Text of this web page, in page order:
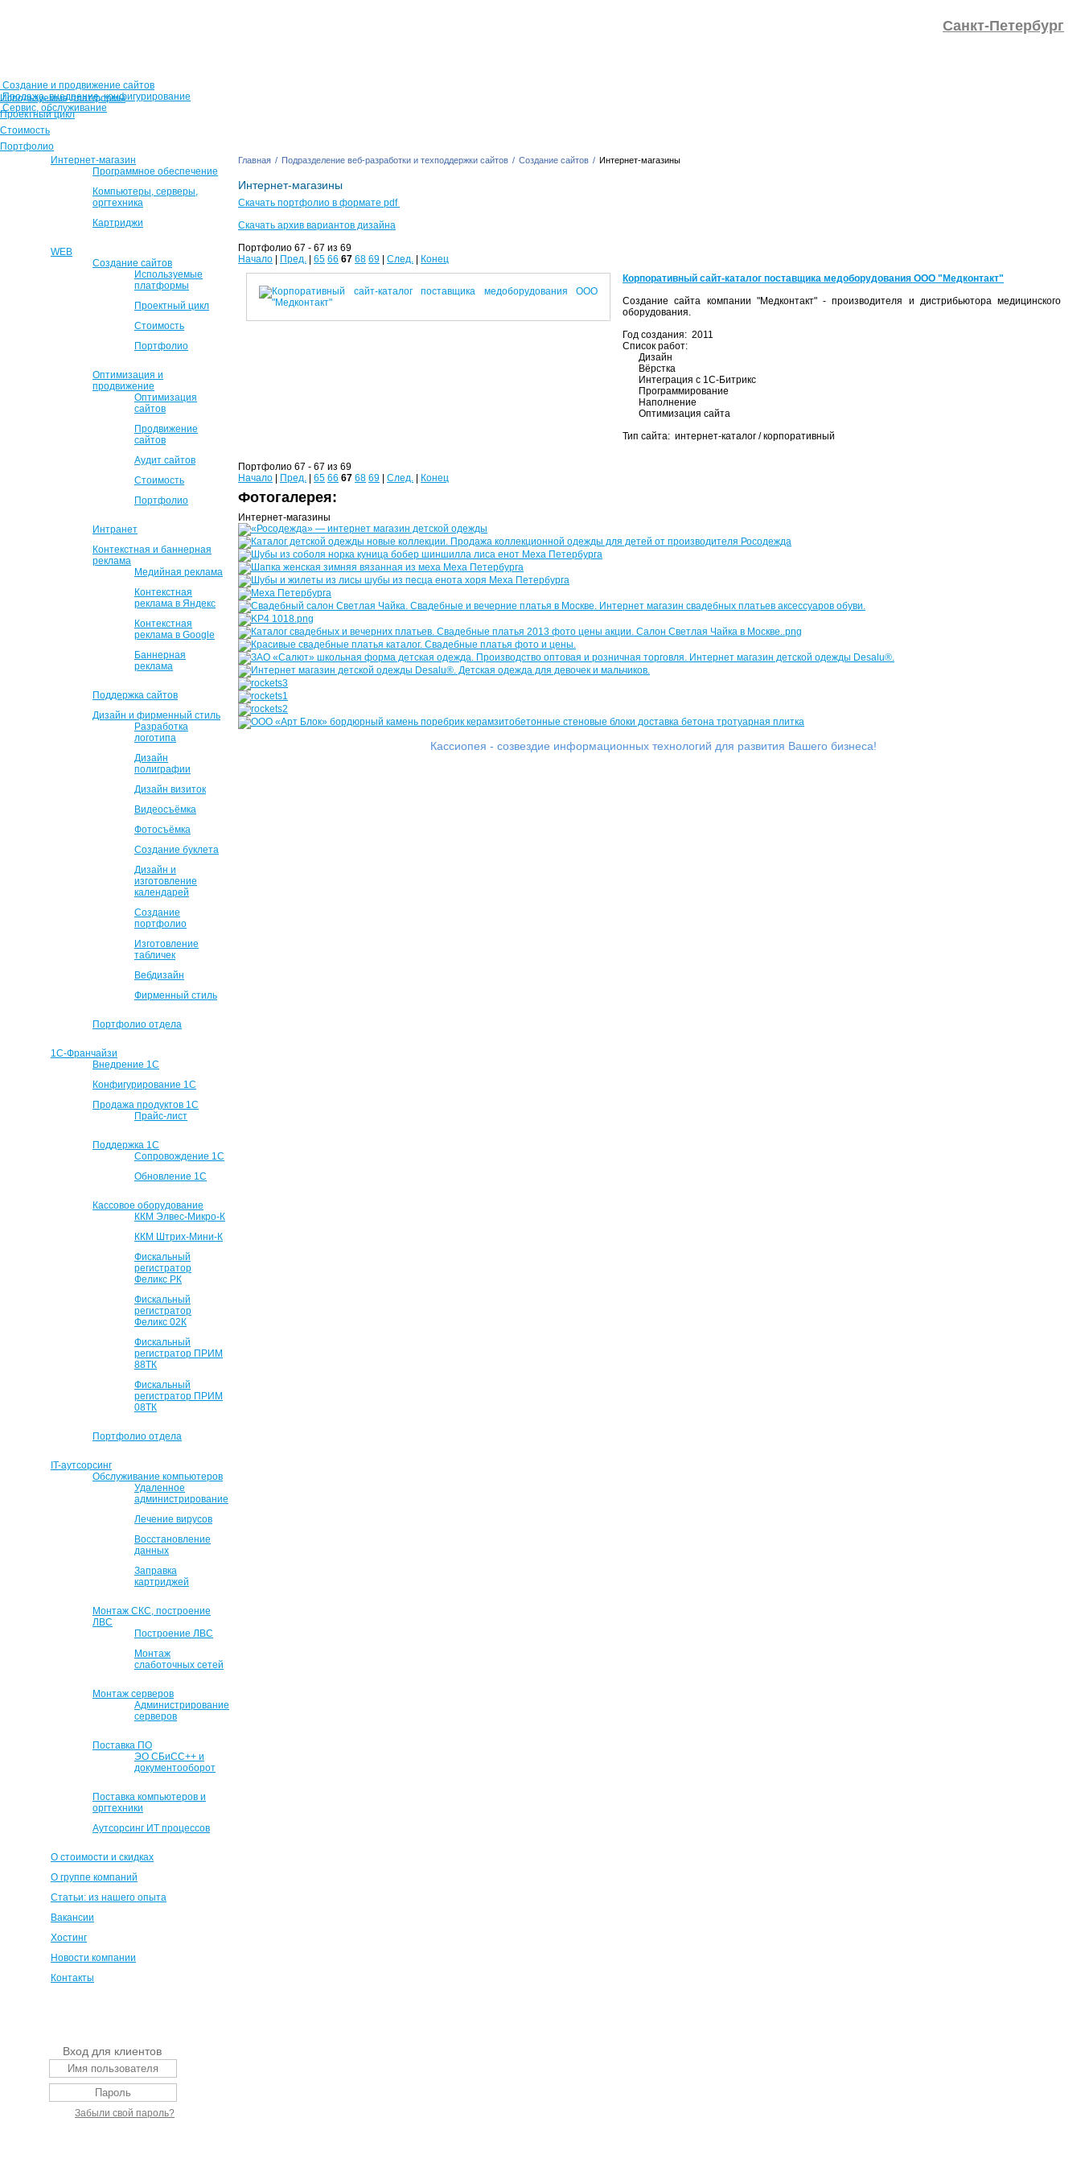
Санкт-Петербург
Создание и продвижение сайтов
Продажа, внедрение, конфигурирование
Сервис, обслуживание
Используемые платформы
Проектный цикл
Стоимость
Портфолио
Интернет-магазин
Программное обеспечение
Компьютеры, серверы,
оргтехника
Картриджи
WEB
Создание сайтов
Используемые
платформы
Проектный цикл
Стоимость
Портфолио
Оптимизация и
продвижение
Оптимизация
сайтов
Продвижение
сайтов
Аудит сайтов
Стоимость
Портфолио
Интранет
Контекстная и баннерная
реклама
Медийная реклама
Контекстная
реклама в Яндекс
Контекстная
реклама в Google
Баннерная
реклама
Поддержка сайтов
Дизайн и фирменный стиль
Разработка
логотипа
Дизайн
полиграфии
Дизайн визиток
Видеосъёмка
Фотосъёмка
Создание буклета
Дизайн и
изготовление
календарей
Создание
портфолио
Изготовление
табличек
Вебдизайн
Фирменный стиль
Портфолио отдела
1С-Франчайзи
Внедрение 1С
Конфигурирование 1С
Продажа продуктов 1С
Прайс-лист
Поддержка 1С
Сопровождение 1С
Обновление 1С
Кассовое оборудование
ККМ Элвес-Микро-К
ККМ Штрих-Мини-К
Фискальный
регистратор
Феликс РК
Фискальный
регистратор
Феликс 02К
Фискальный
регистратор ПРИМ
88ТК
Фискальный
регистратор ПРИМ
08ТК
Портфолио отдела
IT-аутсорсинг
Обслуживание компьютеров
Удаленное
администрирование
Лечение вирусов
Восстановление
данных
Заправка
картриджей
Монтаж СКС, построение
ЛВС
Построение ЛВС
Монтаж
слаботочных сетей
Монтаж серверов
Администрирование
серверов
Поставка ПО
ЭО СБиСС++ и
документооборот
Поставка компьютеров и
оргтехники
Аутсорсинг ИТ процессов
О стоимости и скидках
О группе компаний
Статьи: из нашего опыта
Вакансии
Хостинг
Новости компании
Контакты
Вход для клиентов
Забыли свой пароль?
Главная / Подразделение веб-разработки и техподдержки сайтов / Создание сайтов / Интернет-магазины
Интернет-магазины
Скачать портфолио в формате pdf
Скачать архив вариантов дизайна
Портфолио 67 - 67 из 69
Начало
Пред. 65 66 67 68 69 След.
Конец
Корпоративный сайт-каталог поставщика медоборудования ООО "Медконтакт"
Создание сайта компании "Медконтакт" - производителя и дистрибьютора медицинского
оборудования.
Год создания: 2011
Список работ:
Дизайн
Вёрстка
Интеграция с 1С-Битрикс
Программирование
Наполнение
Оптимизация сайта
Тип сайта: интернет-каталог / корпоративный
Портфолио 67 - 67 из 69
Начало
Пред. 65 66 67 68 69 След. Конец
Фотогалерея:
Интернет-магазины
Кассиопея - созвездие информационных технологий для развития Вашего бизнеса!